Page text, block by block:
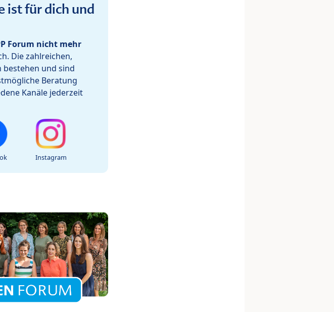
ist für dich und
Forum nicht mehr
Die zahlreichen,
bestehen und sind
Beratung
Kanäle jederzeit
Instagram